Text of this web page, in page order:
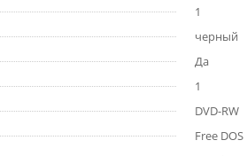
1
черный
Да
1
DVD-RW
Free DOS